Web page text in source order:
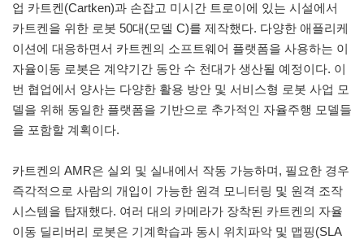
업 카트켄(Cartken)과 손잡고 미시간 트로이에 있는 시설에서
카트켄을 위한 로봇 50대(모델 C)를 제작했다. 다양한 애플리케
이션에 대응하면서 카트켄의 소프트웨어 플랫폼을 사용하는 이
자율이동 로봇은 계약기간 동안 수 천대가 생산될 예정이다. 이
번 협업에서 양사는 다양한 활용 방안 및 서비스형 로봇 사업 모
델을 위해 동일한 플랫폼을 기반으로 추가적인 자율주행 모델들
을 포함할 계획이다.
카트켄의 AMR은 실외 및 실내에서 작동 가능하며, 필요한 경우
즉각적으로 사람의 개입이 가능한 원격 모니터링 및 원격 조작
시스템을 탑재했다. 여러 대의 카메라가 장착된 카트켄의 자율
이동 딜리버리 로봇은 기계학습과 동시 위치파악 및 맵핑(SLA